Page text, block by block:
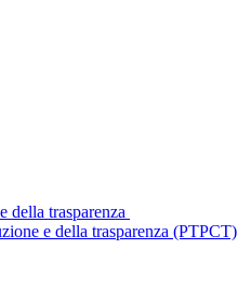
della trasparenza
e della trasparenza (PTPCT)